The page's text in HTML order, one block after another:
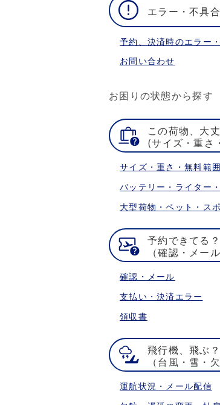
エラー・不具合
予約、決済時のエラー
お問い合わせ
お困りの状態から探す
この荷物、大
(サイズ・重さ
サイズ・重さ・無料範囲
バッテリー・ライター
大型荷物・ペット・ス
予約できてる？
（確認・メー
確認・メール
支払い・決済エラー
領収書
飛行機、飛ぶ？
（台風・雪・
運航状況・メール配信